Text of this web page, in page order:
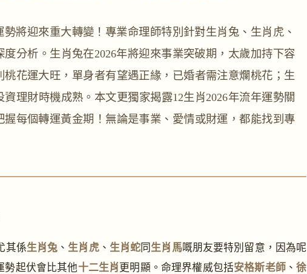
勢將迎來重大轉變！專業命理師特別針對生肖兔、生肖虎、
分析。生肖兔在2026年將迎來事業突破期，太歲加持下容
桃花運大旺，單身者有望遇正緣，已婚者需注意爛桃花；生
理財時機成熟。本文更獨家揭露12生肖2026年流年運勢關
每個轉運黃金期！無論是事業、愛情或財運，都能找到專
其係生肖兔 、 生肖虎、 生肖蛇同 生肖馬嘅朋友要特別留意，因為呢
勢起伏會比其他十二生肖更明顯。命理界權威包括安格斯老師、徐